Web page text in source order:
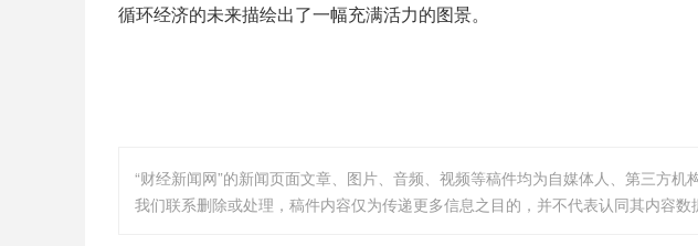
循环经济的未来描绘出了一幅充满活力的图景。
“财经新闻网”的新闻页面文章、图片、音频、视频等稿件均为自媒体人、第三方
我们联系删除或处理，稿件内容仅为传递更多信息之目的，并不代表认同其内容数